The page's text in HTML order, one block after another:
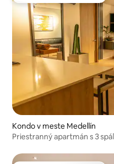
Kondo v meste Medellín
Priestranný apartmán s 3